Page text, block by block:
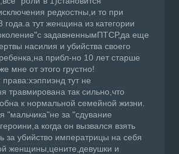
редкостны,и то при
года.а тут женщина из категории
задавненнымПТСР,да еще
насилия и убийства своего
прибл-но 10 лет старше
мне от этого грустно!
права:хэппиэнд тут не
травмирована так сильно,что
к нормальной семейной жизни.
"мальчика"не за "сдувание
когда он вызвался взять
за убийство императрицы на себя
женщины,цените,девушки и